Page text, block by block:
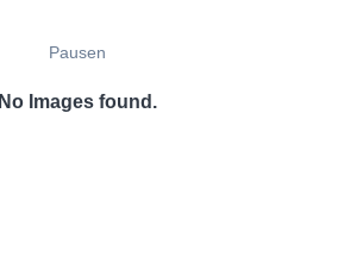
Pausen
No Images found.